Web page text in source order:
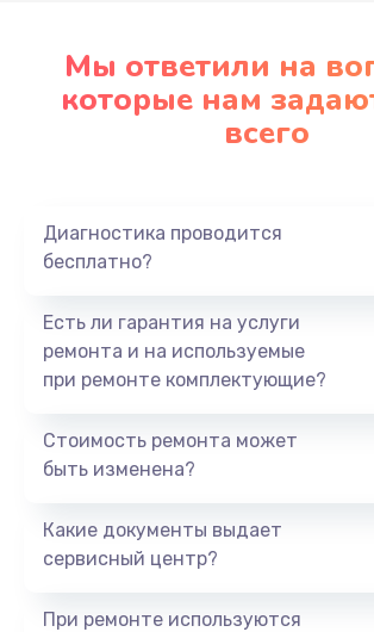
Мы ответили на
которые нам
всего
Диагностика проводится
бесплатно?
Есть ли гарантия на услуги
ремонта и на используемые
при ремонте комплектующие?
Стоимость ремонта может
быть изменена?
Какие документы выдает
сервисный центр?
При ремонте используются